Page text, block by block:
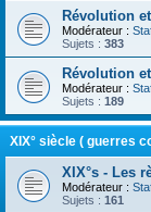
Révolution
Modérateur :
Sujets : 383
Révolution
Modérateur :
Sujets : 189
XIX° siècle ( guerres
XIX°s - Les
Modérateur :
Sujets : 161